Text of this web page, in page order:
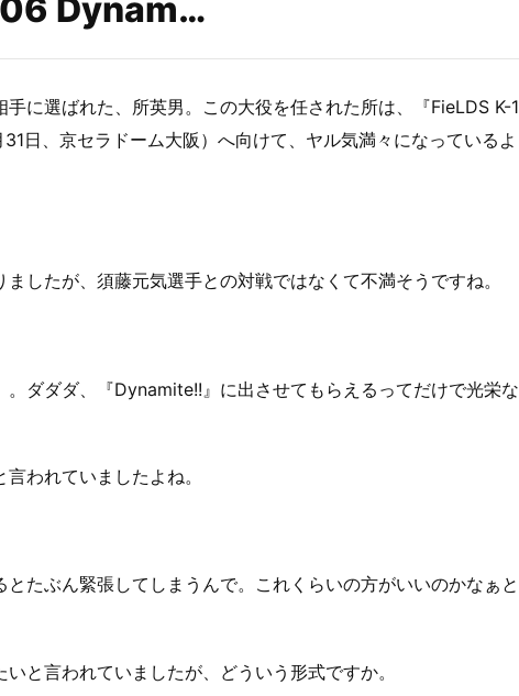
Dynam…
に選ばれた、所英男。この大役を任された所は、『FieLDS K-1
日、京セラドーム大阪）へ向けて、ヤル気満々になっているよ
たが、須藤元気選手との対戦ではなくて不満そうですね。
ダダダ、『Dynamite!!』に出させてもらえるってだけで光栄な
われていましたよね。
たぶん緊張してしまうんで。これくらいの方がいいのかなぁと
と言われていましたが、どういう形式ですか。